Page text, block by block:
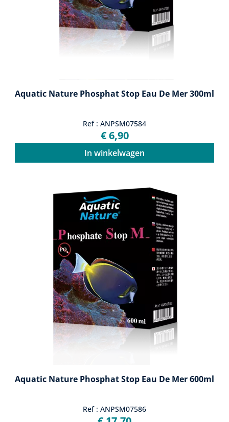
Aquatic Nature Phosphat Stop Eau De Mer 300ml
Ref : ANPSM07584
€ 6,90
In winkelwagen
Aquatic Nature Phosphat Stop Eau De Mer 600ml
Ref : ANPSM07586